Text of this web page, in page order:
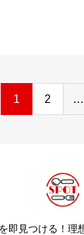
1 2 …
即見つける！理